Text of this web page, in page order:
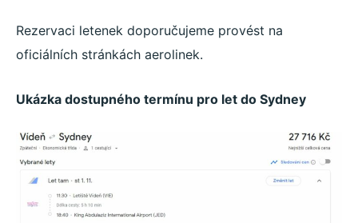
Rezervaci letenek doporučujeme provést na
oficiálních stránkách aerolinek.
Ukázka dostupného termínu pro let do Sydney